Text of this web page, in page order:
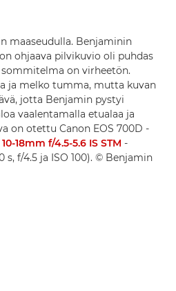
maaseudulla. Benjaminin
ohjaava pilvikuvio oli puhdas
on virheetön.
ja melko tumma, mutta kuvan
jotta Benjamin pystyi
vaalentamalla etualaa ja
on otettu Canon EOS 700D -
18mm f/4.5-5.6 IS STM -
s, f/4.5 ja ISO 100). © Benjamin